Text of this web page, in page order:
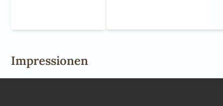
Impressionen